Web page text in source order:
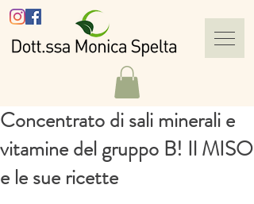
Concentrato di sali minerali e
vitamine del gruppo B! Il MISO
e le sue ricette